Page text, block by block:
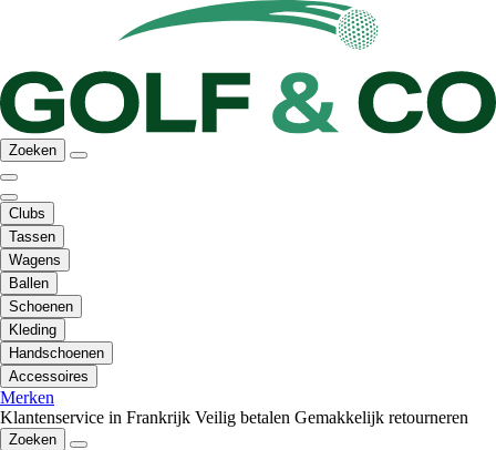
Zoeken
Clubs
Tassen
Wagens
Ballen
Schoenen
Kleding
Handschoenen
Accessoires
Merken
Klantenservice in Frankrijk Veilig betalen Gemakkelijk retourneren
Zoeken